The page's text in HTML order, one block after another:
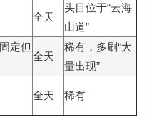
全天
头目位于“云海
山道”
定但
全天
稀有，多刷“大
量出现”
全天 稀有